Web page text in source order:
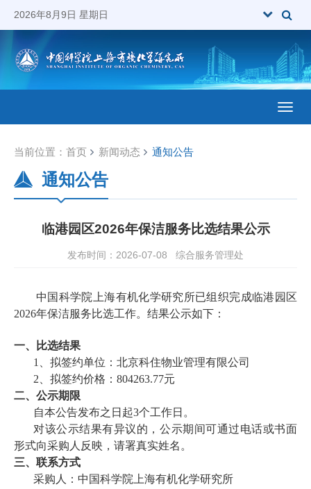
2026年8月9日 星期日
当前位置： 首页 新闻动态 通知公告
通知公告
临港园区2026年保洁服务比选结果公示
发布时间：2026-07-08 综合服务管理处
中国科学院上海有机化学研究所已组织完成临港园区
2026年保洁服务比选工作。 结果公示如下：
一、比选结果
1、拟签约单位：北京科住物业管理有限公司
2、拟签约价格：804263.77元
二、公示期限
自本公告发布之日起3个工作日。
对该公示结果有异议的，公示期间可通过电话或书面
形式向采购人反映，请署真实姓名。
三、联系方式
采购人：中国科学院上海有机化学研究所